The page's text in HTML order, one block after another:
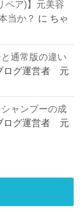
ペア)】元美容
当か？ に ちゃ
通常版の違い
ログ運営者 元
ャンプーの成
ログ運営者 元